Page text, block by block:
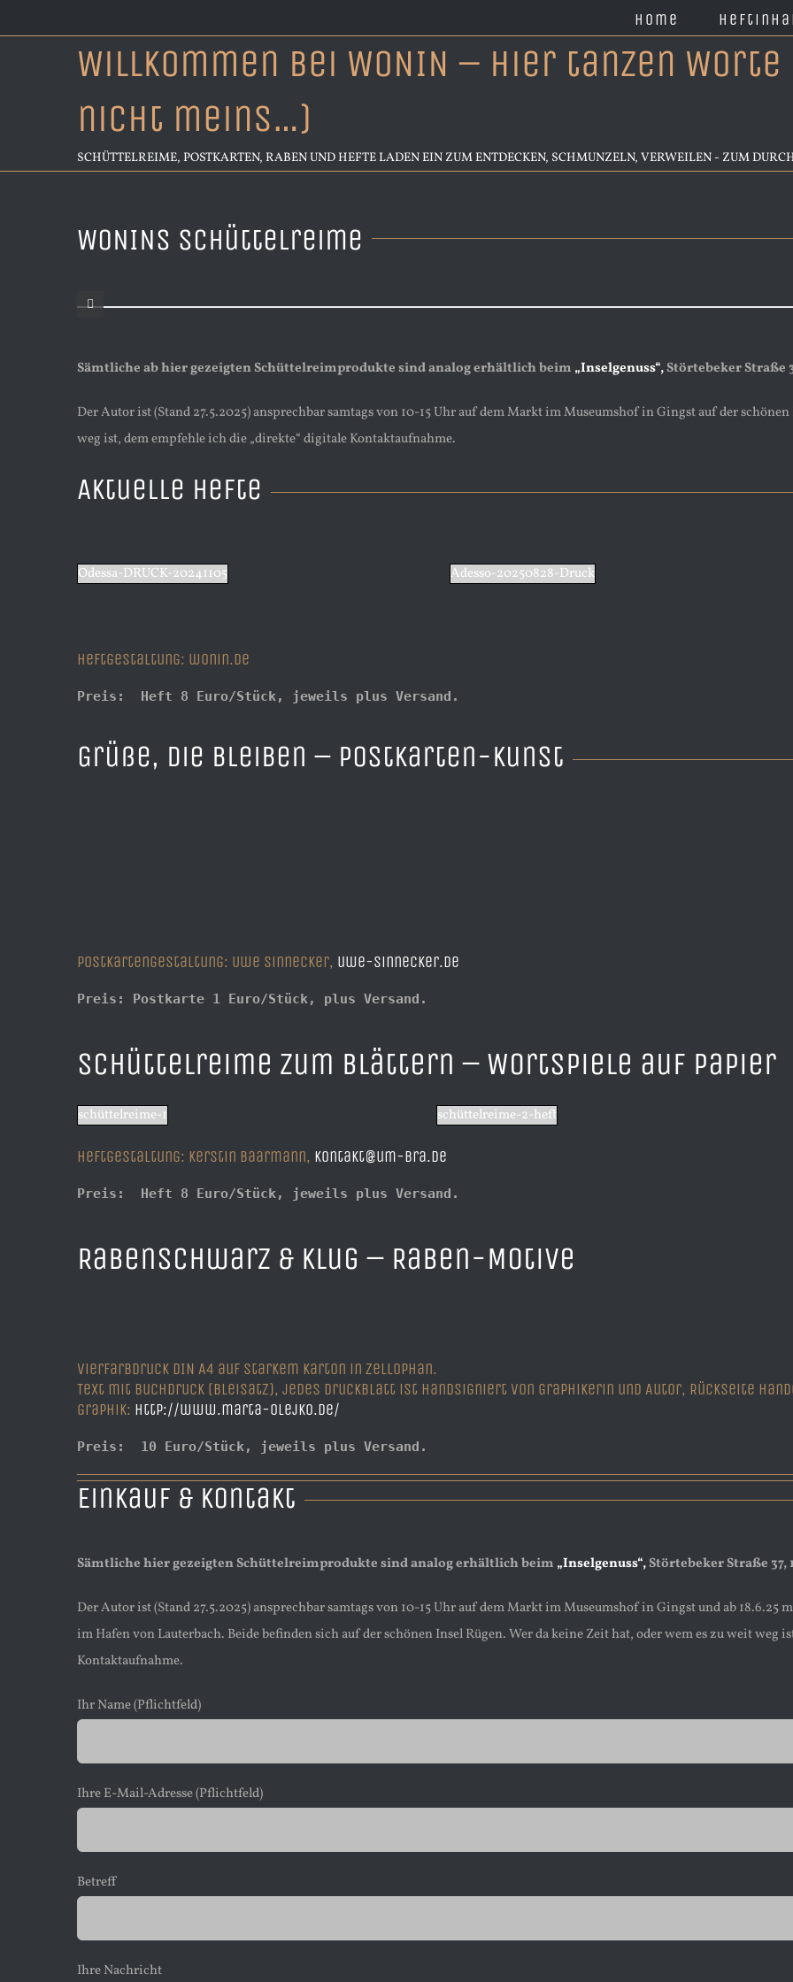
Inhalt
Home
Willkommen bei WONIN – hier tanzen
nicht meins…)
SCHÜTTELREIME, POSTKARTEN, RABEN UND HEFTE LADEN EIN ZUM ENTDECKEN, SCHMUNZELN, VERWEILEN - ZUM
WONINs Schüttelreime
Sämtliche ab hier gezeigten Schüttelreimprodukte sind analog erhältlich beim „Inselgenuss“,Störtebeker Straße
Der Autor ist (Stand 27.5.2025) ansprechbar samtags von 10-15 Uhr auf dem Markt im Museumshof in Gingst auf der
weg ist, dem empfehle ich die „direkte“ digitale Kontaktaufnahme.
Aktuelle Hefte
Odessa-DRUCK-20241105 Adesso-20250828-Druck
Heftgestaltung: wonin.de
Preis:  Heft 8 Euro/Stück, jeweils plus Versand.
Grüße, die bleiben – Postkarten-Kunst
Postkartengestaltung: Uwe Sinnecker, uwe-sinnecker.de
Preis: Postkarte 1 Euro/Stück, plus Versand.
Schüttelreime zum Blättern – Wortspiele auf Papier
schüttelreime-1 schüttelreime-2-heft
Heftgestaltung: Kerstin Baarmann, kontakt@um-bra.de
Preis:  Heft 8 Euro/Stück, jeweils plus Versand.
Rabenschwarz & klug – Raben-Motive
Vierfarbdruck DIN A4 auf starkem Karton in Zellophan.
Text mit Buchdruck (Bleisatz), jedes Druckblatt ist handsigniert von Graphikerin und Autor, Rückseite
Graphik: http://www.marta-olejko.de/
Preis:  10 Euro/Stück, jeweils plus Versand.
Einkauf & Kontakt
Sämtliche hier gezeigten Schüttelreimprodukte sind analog erhältlich beim „Inselgenuss“,Störtebeker Straße
Der Autor ist (Stand 27.5.2025) ansprechbar samtags von 10-15 Uhr auf dem Markt im Museumshof in Gingst und ab
im Hafen von Lauterbach. Beide befinden sich auf der schönen Insel Rügen. Wer da keine Zeit hat, oder wem es zu weit weg
Kontaktaufnahme.
Ihr Name (Pflichtfeld)
Ihre E-Mail-Adresse (Pflichtfeld)
Betreff
Ihre Nachricht